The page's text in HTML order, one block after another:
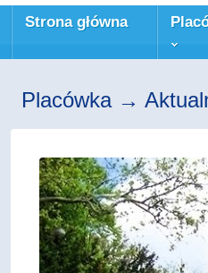
Strona główna
Placówka →